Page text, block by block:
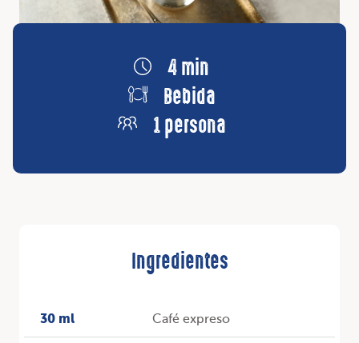
4 min
Bebida
1 persona
Ingredientes
30 ml Café expreso